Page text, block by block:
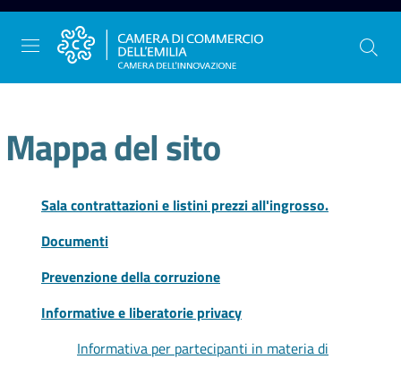
Vai al contenuto
Vai alla navigazione
Vai al footer
Camera
l'impresa
Mappa del sito
Sala contrattazioni e listini prezzi all'ingrosso.
Documenti
Prevenzione della corruzione
Informative e liberatorie privacy
Informativa per partecipanti in materia di